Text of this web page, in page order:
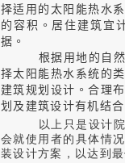
择适用的太阳能热水
的容积。居住建筑宜
据。
根据用地的自
择太阳能热水系统的
建筑规划设计。合理
划及建筑设计有机结合
以上只是设计
会就使用者的具体情
装设计方案，以达到